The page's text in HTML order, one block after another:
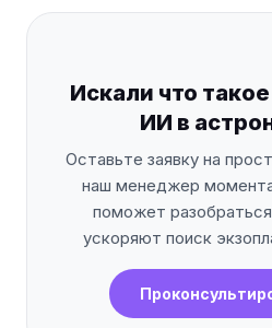
Искали что
ИИ в
Оставьте заявку на
наш менеджер
поможет
ускоряют поиск